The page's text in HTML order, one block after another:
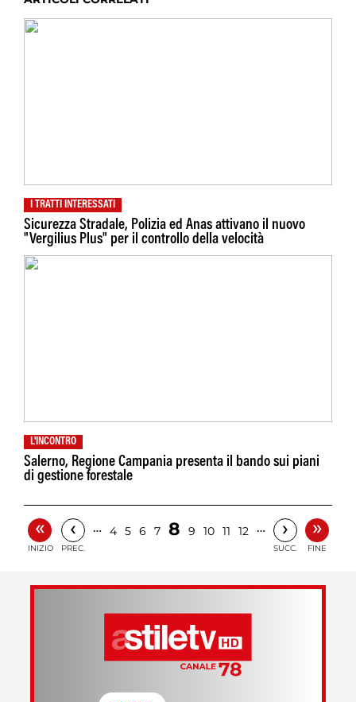
I TRATTI INTERESSATI
Sicurezza Stradale, Polizia ed Anas attivano il nuovo
"Vergilius Plus" per il controllo della velocità
L'INCONTRO
Salerno, Regione Campania presenta il bando sui piani
di gestione forestale
«
INIZIO
‹
PREC.
… 4 5 6 7 8 9 10 11 12 … ›
SUCC.
»
FINE